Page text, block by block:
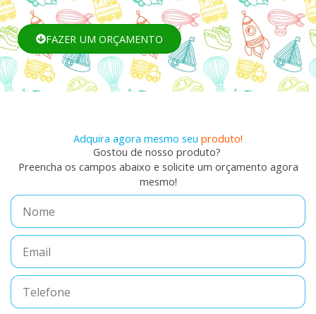
FAZER UM ORÇAMENTO
Adquira agora mesmo seu produto!
Gostou de nosso produto?
Preencha os campos abaixo e solicite um orçamento agora
mesmo!
Nome
Email
Telefone